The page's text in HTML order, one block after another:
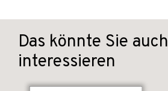
Das könnte Sie auch
interessieren